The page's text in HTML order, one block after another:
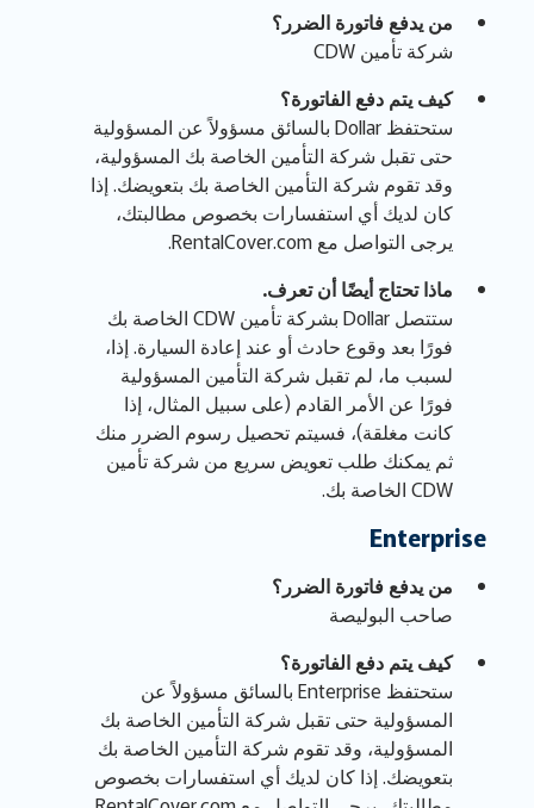
من يدفع فاتورة الضرر؟
شركة تأمين CDW
كيف يتم دفع الفاتورة؟
ستحتفظ Dollar بالسائق مسؤولاً عن المسؤولية
حتى تقبل شركة التأمين الخاصة بك المسؤولية،
وقد تقوم شركة التأمين الخاصة بك بتعويضك. إذا
كان لديك أي استفسارات بخصوص مطالبتك،
يرجى التواصل مع RentalCover.com.
ماذا تحتاج أيضًا أن تعرف.
ستتصل Dollar بشركة تأمين CDW الخاصة بك
فورًا بعد وقوع حادث أو عند إعادة السيارة. إذا،
لسبب ما، لم تقبل شركة التأمين المسؤولية
فورًا عن الأمر القادم (على سبيل المثال، إذا
كانت مغلقة)، فسيتم تحصيل رسوم الضرر منك
ثم يمكنك طلب تعويض سريع من شركة تأمين
CDW الخاصة بك.
Enterprise
من يدفع فاتورة الضرر؟
صاحب البوليصة
كيف يتم دفع الفاتورة؟
ستحتفظ Enterprise بالسائق مسؤولاً عن
المسؤولية حتى تقبل شركة التأمين الخاصة بك
المسؤولية، وقد تقوم شركة التأمين الخاصة بك
بتعويضك. إذا كان لديك أي استفسارات بخصوص